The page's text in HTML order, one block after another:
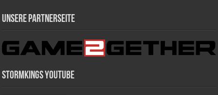
Unsere Partnerseite
Stormkings Youtube